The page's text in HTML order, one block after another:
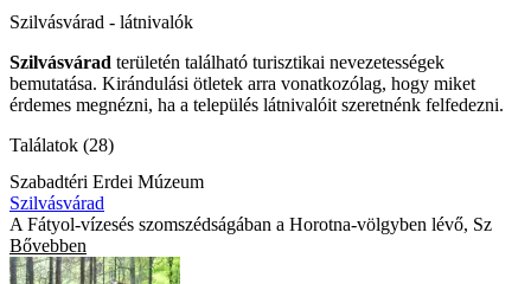
Szilvásvárad - látnivalók
Szilvásvárad területén található turisztikai nevezetességek
bemutatása. Kirándulási ötletek arra vonatkozólag, hogy miket
érdemes megnézni, ha a település látnivalóit szeretnénk felfedezni.
Találatok (28)
Szabadtéri Erdei Múzeum
Szilvásvárad
A Fátyol-vízesés szomszédságában a Horotna-völgyben lévő, Sz
Bővebben